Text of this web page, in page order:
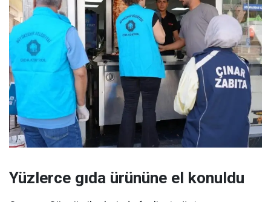
Yüzlerce gıda ürününe el konuldu